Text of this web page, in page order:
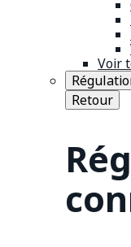
Voir
Retour